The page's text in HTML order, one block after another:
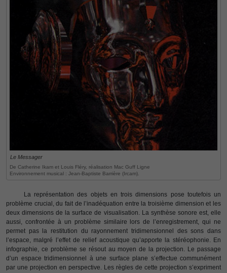
Le Messager
De Catherine Ikam et Louis Fléry, réalisation Mac Guff Ligne
Environnement musical : Jean-Baptiste Barrière (Ircam).
La représentation des objets en trois dimensions pose toutefois un
problème crucial, du fait de l’inadéquation entre la troisième dimension et les
deux dimensions de la surface de visualisation. La synthèse sonore est, elle
aussi, confrontée à un problème similaire lors de l’enregistrement, qui ne
permet pas la restitution du rayonnement tridimensionnel des sons dans
l’espace, malgré l’effet de relief acoustique qu’apporte la stéréophonie. En
infographie, ce problème se résout au moyen de la projection. Le passage
d’un espace tridimensionnel à une surface plane s’effectue communément
par une projection en perspective. Les règles de cette projection s’expriment